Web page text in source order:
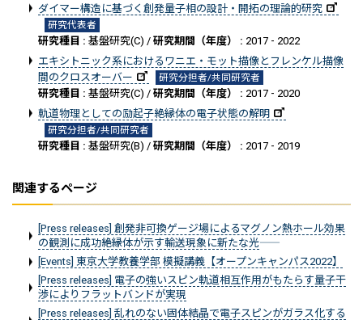
ダイマー構造に基づく創発量子相の設計・開拓の理論的研究
研究代表者
研究種目 : 基盤研究(C) / 研究期間（年度） : 2017 - 2022
エキシトニック系におけるワニエ・モット描像とフレンケル描像
間のクロスオーバー
研究分担者/共同研究者
研究種目 : 基盤研究(C) / 研究期間（年度） : 2017 - 2020
軌道物理としての励起子絶縁体の電子状態の解明
研究分担者/共同研究者
研究種目 : 基盤研究(B) / 研究期間（年度） : 2017 - 2019
関連するページ
[Press releases] 創発非可換ゲージ場によるマグノン熱ホール効果
の観測に成功――絶縁体が示す輸送現象に新たな光――
[Events] 東京大学教養学部 模擬講義【オープンキャンパス2022】
[Press releases] 電子の強いスピン軌道相互作用がもたらす量子干
渉によりフラットバンドが実現
[Press releases] 乱れのない固体結晶で電子スピンがガラス化する